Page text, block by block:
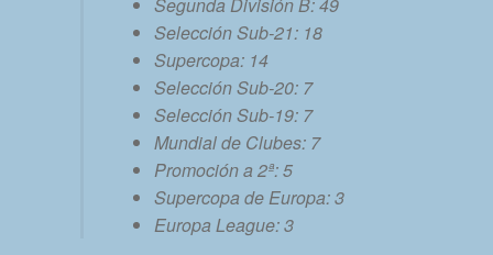
Segunda División B: 49
Selección Sub-21: 18
Supercopa: 14
Selección Sub-20: 7
Selección Sub-19: 7
Mundial de Clubes: 7
Promoción a 2ª: 5
Supercopa de Europa: 3
Europa League: 3